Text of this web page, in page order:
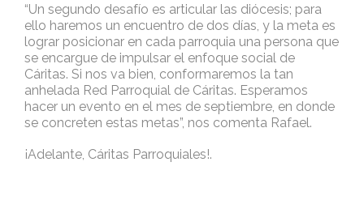
“Un segundo desafío es articular las diócesis; para
ello haremos un encuentro de dos días, y la meta es
lograr posicionar en cada parroquia una persona que
se encargue de impulsar el enfoque social de
Cáritas. Si nos va bien, conformaremos la tan
anhelada Red Parroquial de Cáritas. Esperamos
hacer un evento en el mes de septiembre, en donde
se concreten estas metas”, nos comenta Rafael.
¡Adelante, Cáritas Parroquiales!.